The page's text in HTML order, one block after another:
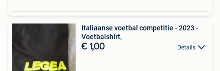
Italiaanse voetbal competitie - 2023 -
Voetbalshirt,
€ 1,00 Details